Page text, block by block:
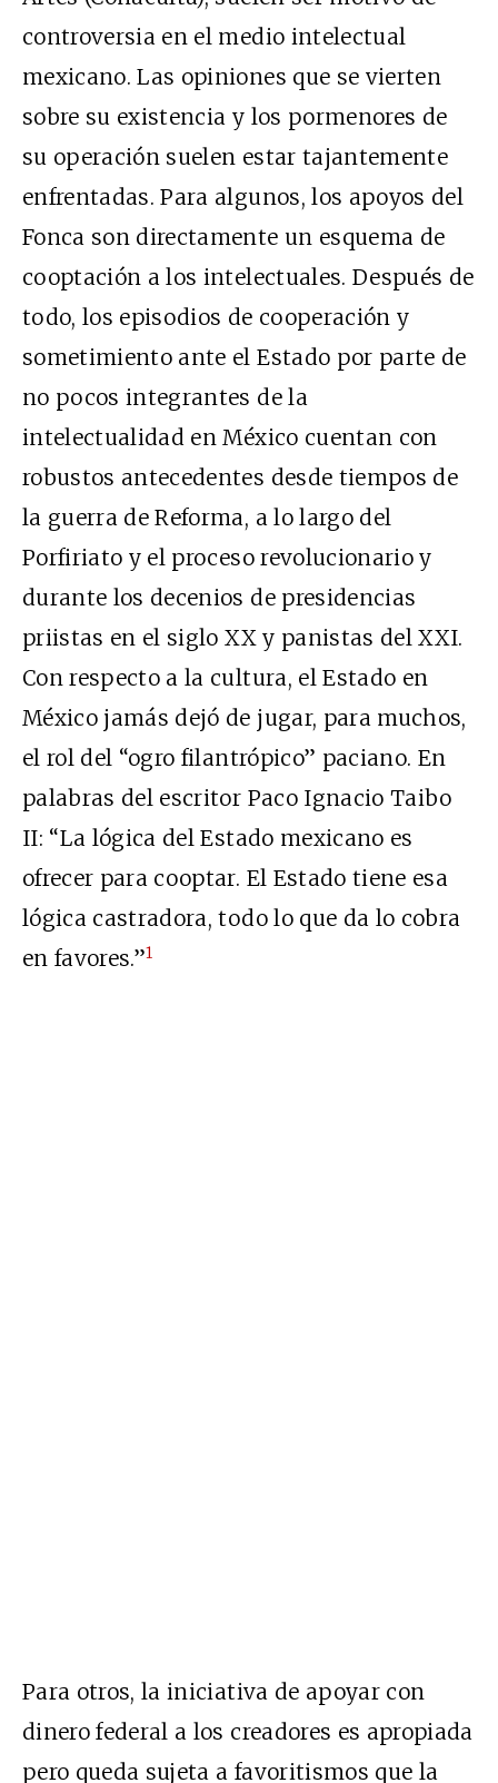
controversia en el medio intelectual
mexicano. Las opiniones que se vierten
sobre su existencia y los pormenores de
su operación suelen estar tajantemente
enfrentadas. Para algunos, los apoyos del
Fonca son directamente un esquema de
cooptación a los intelectuales. Después de
todo, los episodios de cooperación y
sometimiento ante el Estado por parte de
no pocos integrantes de la
intelectualidad en México cuentan con
robustos antecedentes desde tiempos de
la guerra de Reforma, a lo largo del
Porfiriato y el proceso revolucionario y
durante los decenios de presidencias
priistas en el siglo XX y panistas del XXI.
Con respecto a la cultura, el Estado en
México jamás dejó de jugar, para muchos,
el rol del “ogro filantrópico” paciano. En
palabras del escritor Paco Ignacio Taibo
II: “La lógica del Estado mexicano es
ofrecer para cooptar. El Estado tiene esa
lógica castradora, todo lo que da lo cobra
en favores.”1
Para otros, la iniciativa de apoyar con
dinero federal a los creadores es apropiada
pero queda sujeta a favoritismos que la